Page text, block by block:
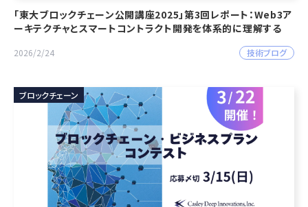
「東大ブロックチェーン公開講座2025」第3回レポート：Web3ア
ーキテクチャとスマートコントラクト開発を体系的に理解する
2026/2/24 技術ブログ
ブロックチェーン